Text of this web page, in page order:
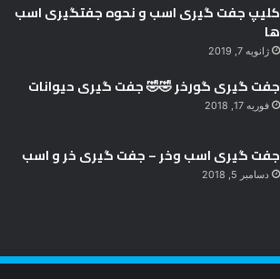
کلیپ جفت گیری اسب و نحوه جفتگیری اسب
ها
ژانویه 7, 2019
جفت گیری گورخر 🤣🤣 جفت گیری حیوانات
فوریه 17, 2018
جفت گیری اسب وخر – جفت گیری خر و اسب
دسامبر 5, 2018